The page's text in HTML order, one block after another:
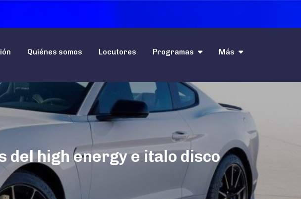
Quiénes somos Locutores Programas Más
del high energy e italo disco